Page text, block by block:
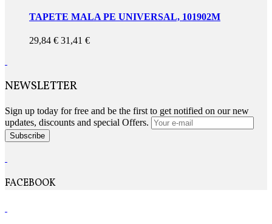
TAPETE MALA PE UNIVERSAL, 101902M
29,84 € 31,41 €
NEWSLETTER
Sign up today for free and be the first to get notified on our new
updates, discounts and special Offers.
Subscribe
FACEBOOK